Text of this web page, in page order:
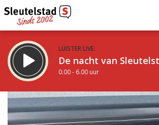
LUISTER LIVE:
De nacht van
0.00 - 6.00 uur
STRAKS:
De ochtend van Sleutelstad
6.00 - 12.00 uur